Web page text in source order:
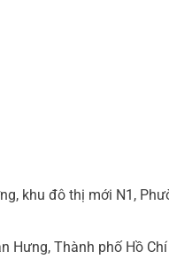
khu đô thị mới N1,
Hưng, Thành phố Hồ